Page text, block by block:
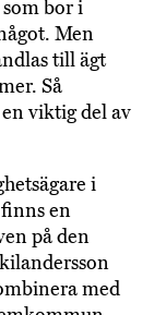
bor i
Men
till ägt
Så
viktig del av
i
en
på den
med